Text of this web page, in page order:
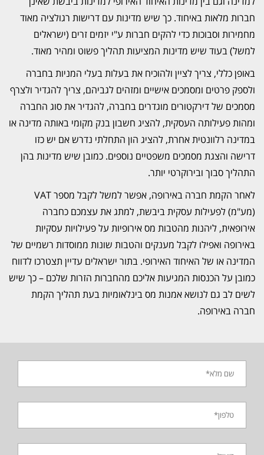
חברות מלאות באיחוד. כך שיש מדינות עם דרישות רגולציה מאוד
מחמירות וסבוכות כדי להקים חברות ע"י יזמים זרים (ישראלים
למשל) בעוד שיש מדינות המציעות תהליך פשוט ומהיר מאוד.
באופן כללי, צריך לציין ולהוכיח את בעלות בעלי המניות בחברה
ולספק פרטים ומסמכים אישיים ומזהים לגביהם, צריך להגדיר ולצרף
מסמכים של דירקטורים מוגדרים בחברה, להגדיר את סוג החברה
ומהות פעילותה העסקית, להציג חשבון בנק מקומי באותה מדינה או
במדינה רלוונטית אחרת, להציג הון התחלתי נדרש אם יש כזו
דרישה והצגת מסמכים משפטיים נוספים. כמובן שיש מדינות בהן
התהליך סבוך ובירוקרטי יותר.
לאחר הקמת חברה באירופה, אפשר למשל לקבל מספר VAT
(מע"מ) לפעילות עסקית ביבשת, למתג את עצמכם כחברה
אירופאית, ליהנות מהטבות מס אירופיות על פעילויות עסקיות
באירופה ואפילו לקבל מענקים והטבות שונות ממוסדות רשמיים של
המדינה או של האיחוד האירופי. בתור ישראלים עדיין תצטרכו לדווח
כמובן על הכנסות המגיעות אליכם מהחברות הזרות שלכם – כך שיש
לשים לב גם לנושא אמנות מס בינלאומיות בעת תהליך הקמת
חברה באירופה.